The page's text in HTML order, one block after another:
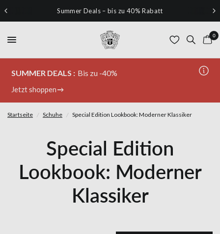
Summer Deals – bis zu 40% Rabatt
0
SUMMER DEALS : Bis zu -40%
Jetzt shoppen
Startseite / Schuhe / Special Edition Lookbook: Moderner Klassiker
Special Edition
Lookbook: Moderner
Klassiker